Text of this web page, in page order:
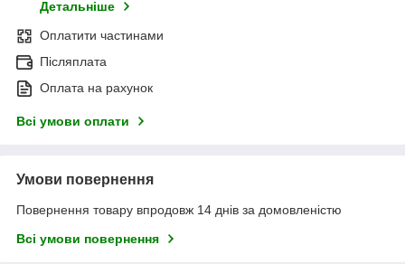
Детальніше
Оплатити частинами
Післяплата
Оплата на рахунок
Всі умови оплати
Умови повернення
Повернення товару впродовж 14 днів за домовленістю
Всі умови повернення